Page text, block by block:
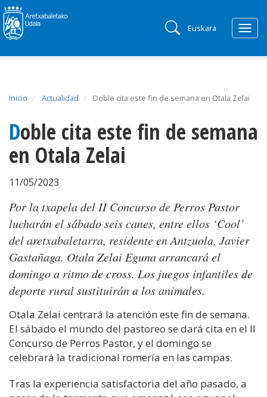
Euskara
Inicio Actualidad Doble cita este fin de semana en Otala Zelai
Doble cita este fin de semana
en Otala Zelai
11/05/2023
Por la txapela del II Concurso de Perros Pastor
lucharán el sábado seis canes, entre ellos ‘Cool’
del aretxabaletarra, residente en Antzuola, Javier
Gastañaga. Otala Zelai Eguna arrancará el
domingo a ritmo de cross. Los juegos infantiles de
deporte rural sustituirán a los animales.
Otala Zelai centrará la atención este fin de semana.
El sábado el mundo del pastoreo se dará cita en el II
Concurso de Perros Pastor, y el domingo se
celebrará la tradicional romería en las campas.
Tras la experiencia satisfactoria del año pasado, a